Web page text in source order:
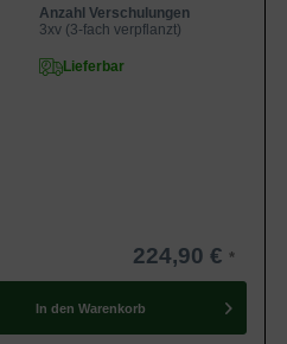
Anzahl Verschulungen
3xv (3-fach verpflanzt)
Lieferbar
224,90 €
In den Warenkorb